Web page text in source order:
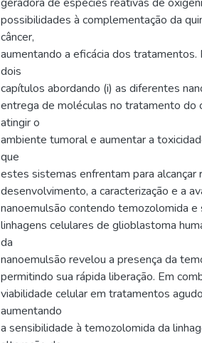
possibilidades à complementação da
câncer,
aumentando a eficácia dos
dois
capítulos abordando (i) as diferentes
entrega de moléculas no tratamento do
atingir o
ambiente tumoral e aumentar a
que
estes sistemas enfrentam para
desenvolvimento, a caracterização e a
nanoemulsão contendo temozolomida e
linhagens celulares de glioblastoma
da
nanoemulsão revelou a presença da
permitindo sua rápida liberação. Em
viabilidade celular em tratamentos
aumentando
a sensibilidade à temozolomida da